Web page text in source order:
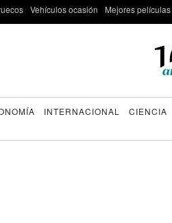
Vehículos ocasión Mejores
INTERNACIONAL CIENCIA